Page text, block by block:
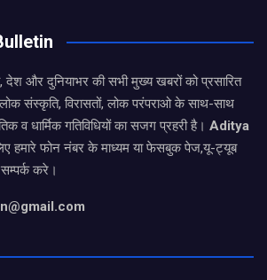
देश और दुनियाभर की सभी मुख्य खबरों को प्रसारित
संस्कृति, विरासतों, लोक परंपराओ के साथ-साथ
व धार्मिक गतिविधियों का सजग प्रहरी है। Aditya
हमारे फोन नंबर के माध्यम या फेसबुक पेज,यू-ट्यूब
करे।